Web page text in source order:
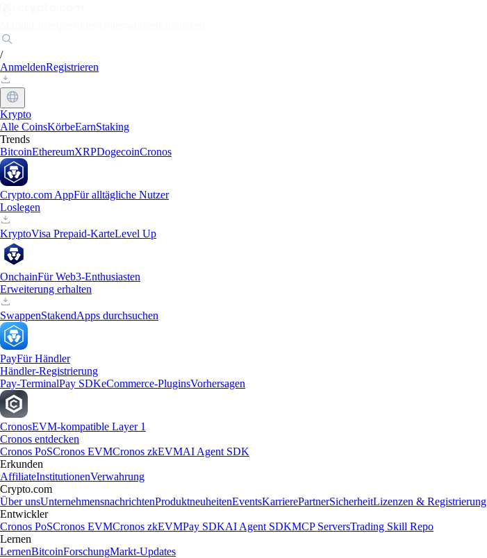
/
AnmeldenRegistrieren
Krypto
Alle CoinsKörbeEarnStaking
Trends
BitcoinEthereumXRPDogecoinCronos
Crypto.com AppFür alltägliche Nutzer
Loslegen
KryptoVisa Prepaid-KarteLevel Up
OnchainFür Web3-Enthusiasten
Erweiterung erhalten
SwappenStakendApps durchsuchen
PayFür Händler
Händler-Registrierung
Pay-TerminalPay SDKeCommerce-PluginsVorhersagen
CronosEVM-kompatible Layer 1
Cronos entdecken
Cronos PoSCronos EVMCronos zkEVMAI Agent SDK
Erkunden
AffiliateInstitutionenVerwahrung
Crypto.com
Über unsUnternehmensnachrichtenProduktneuheitenEventsKarrierePartnerSicherheitLizenzen & Registrierung
Entwickler
Cronos PoSCronos EVMCronos zkEVMPay SDKAI Agent SDKMCP ServersTrading Skill Repo
Lernen
LernenBitcoinForschungMarkt-Updates